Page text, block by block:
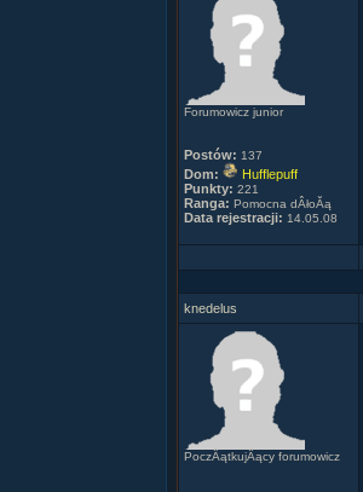
Forumowicz junior
Postów: 137
Dom:
Hufflepuff
Punkty: 221
Ranga: Pomocna dÂłoĂą
Data rejestracji: 14.05.08
knedelus
PoczÂątkujÂący forumowicz